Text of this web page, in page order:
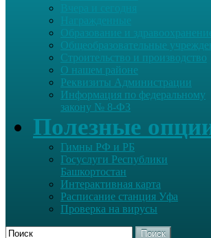
Награжденные
Образование и
Общеобразовательные
Строительство и производство
О нашем районе
Реквизиты Администрации
Информация по федеральному
закону № 8-ФЗ
Полезные
Гимны РФ и РБ
Госуслуги Республики
Башкортостан
Интерактивная карта
Расписание станция Уфа
Проверка на вирусы
Поиск